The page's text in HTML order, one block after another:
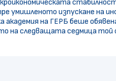
умишленото изпускане на
академия на ГЕРБ беше
на следващата седмица той